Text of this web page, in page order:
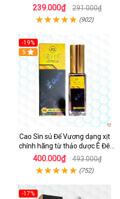
Quả
239.000₫ 291.000₫
(902)
-19%
5
Cao Sìn sú Đế Vương dạng xịt
chính hãng từ thảo dược Ê Đê
Việt Nam
400.000₫ 493.000₫
(752)
-17%